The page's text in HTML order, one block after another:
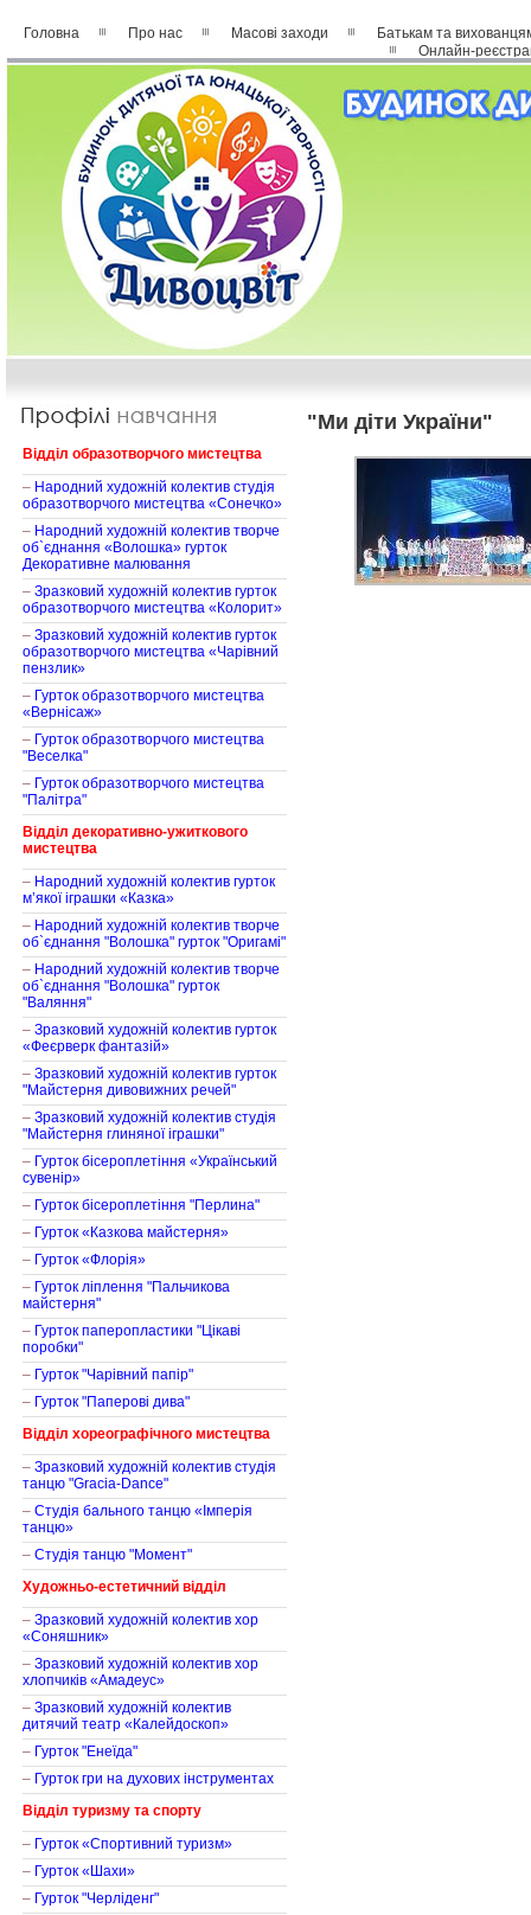
Головна Про нас Масові заходи
Батькам та
Онлайн-
"Ми діти України"
Відділ образотворчого мистецтва
– Народний художній колектив студія
образотворчого мистецтва «Сонечко»
– Народний художній колектив творче
об`єднання «Волошка» гурток
Декоративне малювання
– Зразковий художній колектив гурток
образотворчого мистецтва «Колорит»
– Зразковий художній колектив гурток
образотворчого мистецтва «Чарівний
пензлик»
– Гурток образотворчого мистецтва
«Вернісаж»
– Гурток образотворчого мистецтва
"Веселка"
– Гурток образотворчого мистецтва
"Палітра"
Відділ декоративно-ужиткового
мистецтва
– Народний художній колектив гурток
м’якої іграшки «Казка»
– Народний художній колектив творче
об`єднання "Волошка" гурток "Оригамі"
– Народний художній колектив творче
об`єднання "Волошка" гурток
"Валяння"
– Зразковий художній колектив гурток
«Феєрверк фантазій»
– Зразковий художній колектив гурток
"Майстерня дивовижних речей"
– Зразковий художній колектив студія
"Майстерня глиняної іграшки"
– Гурток бісероплетіння «Український
сувенір»
– Гурток бісероплетіння "Перлина"
– Гурток «Казкова майстерня»
– Гурток «Флорія»
– Гурток ліплення "Пальчикова
майстерня"
– Гурток паперопластики "Цікаві
поробки"
– Гурток "Чарівний папір"
– Гурток "Паперові дива"
Відділ хореографічного мистецтва
– Зразковий художній колектив студія
танцю "Gracia-Dance"
– Студія бального танцю «Імперія
танцю»
– Студія танцю "Момент"
Художньо-естетичний відділ
– Зразковий художній колектив хор
«Соняшник»
– Зразковий художній колектив хор
хлопчиків «Амадеус»
– Зразковий художній колектив
дитячий театр «Калейдоскоп»
– Гурток "Енеїда"
– Гурток гри на духових інструментах
Відділ туризму та спорту
– Гурток «Спортивний туризм»
– Гурток «Шахи»
– Гурток "Черліденг"